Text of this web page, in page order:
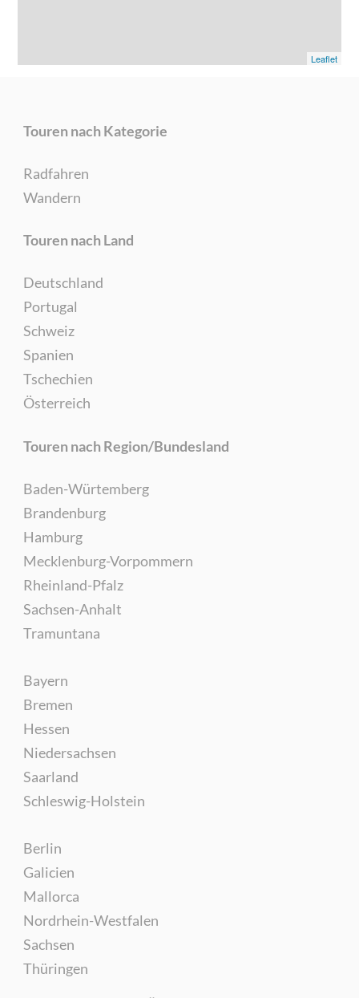
Leaflet
Touren nach Kategorie
Radfahren
Wandern
Touren nach Land
Deutschland
Portugal
Schweiz
Spanien
Tschechien
Österreich
Touren nach Region/Bundesland
Baden-Würtemberg
Brandenburg
Hamburg
Mecklenburg-Vorpommern
Rheinland-Pfalz
Sachsen-Anhalt
Tramuntana
Bayern
Bremen
Hessen
Niedersachsen
Saarland
Schleswig-Holstein
Berlin
Galicien
Mallorca
Nordrhein-Westfalen
Sachsen
Thüringen